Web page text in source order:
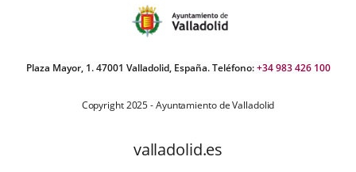
Plaza Mayor, 1. 47001 Valladolid, España. Teléfono:+34 983 426 100
Copyright 2025 - Ayuntamiento de Valladolid
valladolid.es